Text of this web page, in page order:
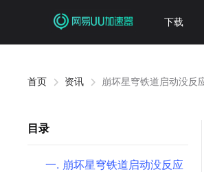
下载
首页 资讯 崩坏星穹铁道启动没反
目录
一. 崩坏星穹铁道启动没反应